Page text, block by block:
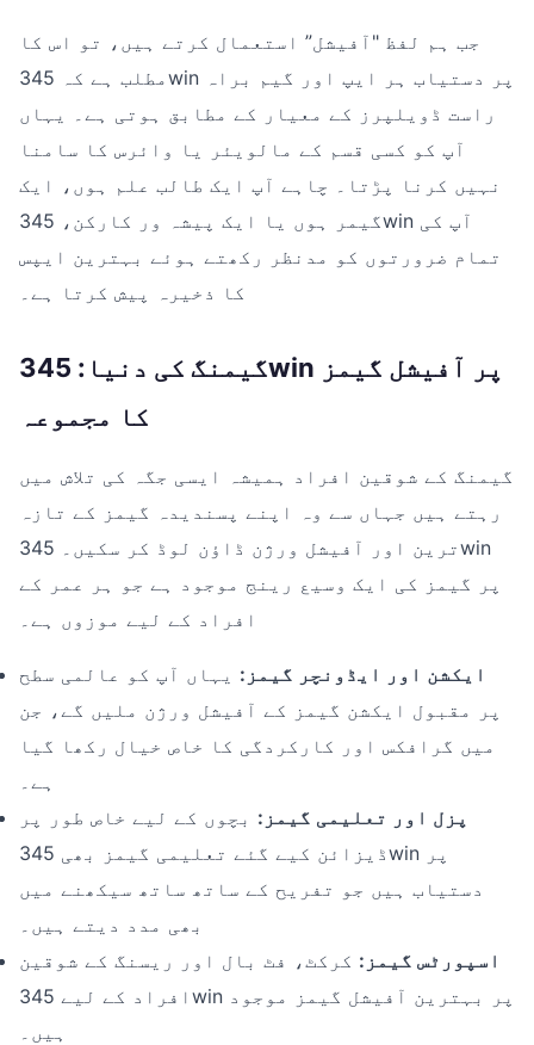
جب ہم لفظ "آفیشل” استعمال کرتے ہیں، تو اس کا
مطلب ہے کہ 345win پر دستیاب ہر ایپ اور گیم براہ
راست ڈویلپرز کے معیار کے مطابق ہوتی ہے۔ یہاں
آپ کو کسی قسم کے مالویئر یا وائرس کا سامنا
نہیں کرنا پڑتا۔ چاہے آپ ایک طالب علم ہوں، ایک
گیمر ہوں یا ایک پیشہ ور کارکن، 345win آپ کی
تمام ضرورتوں کو مدنظر رکھتے ہوئے بہترین ایپس
کا ذخیرہ پیش کرتا ہے۔
گیمنگ کی دنیا: 345win پر آفیشل گیمز
کا مجموعہ
گیمنگ کے شوقین افراد ہمیشہ ایسی جگہ کی تلاش میں
رہتے ہیں جہاں سے وہ اپنے پسندیدہ گیمز کے تازہ
ترین اور آفیشل ورژن ڈاؤن لوڈ کر سکیں۔ 345win
پر گیمز کی ایک وسیع رینج موجود ہے جو ہر عمر کے
افراد کے لیے موزوں ہے۔
ایکشن اور ایڈونچر گیمز: یہاں آپ کو عالمی سطح
پر مقبول ایکشن گیمز کے آفیشل ورژن ملیں گے، جن
میں گرافکس اور کارکردگی کا خاص خیال رکھا گیا
ہے۔
پزل اور تعلیمی گیمز: بچوں کے لیے خاص طور پر
ڈیزائن کیے گئے تعلیمی گیمز بھی 345win پر
دستیاب ہیں جو تفریح کے ساتھ ساتھ سیکھنے میں
بھی مدد دیتے ہیں۔
اسپورٹس گیمز: کرکٹ، فٹ بال اور ریسنگ کے شوقین
افراد کے لیے 345win پر بہترین آفیشل گیمز موجود
ہیں۔